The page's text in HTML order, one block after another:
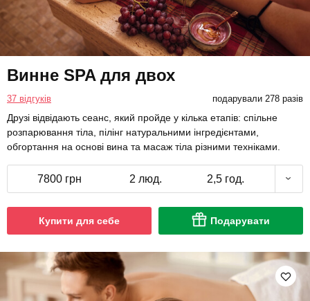
Винне SPA для двох
37 відгуків подарували 278 разів
Друзі відвідають сеанс, який пройде у кілька етапів: спільне
розпарювання тіла, пілінг натуральними інгредієнтами,
обгортання на основі вина та масаж тіла різними техніками.
7800 грн 2 люд. 2,5 год.
Купити для себе Подарувати